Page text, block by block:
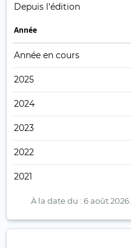
Depuis l'édition
Année
Année en cours
2025
2024
2023
2022
2021
À la date du : 6 août 2026.